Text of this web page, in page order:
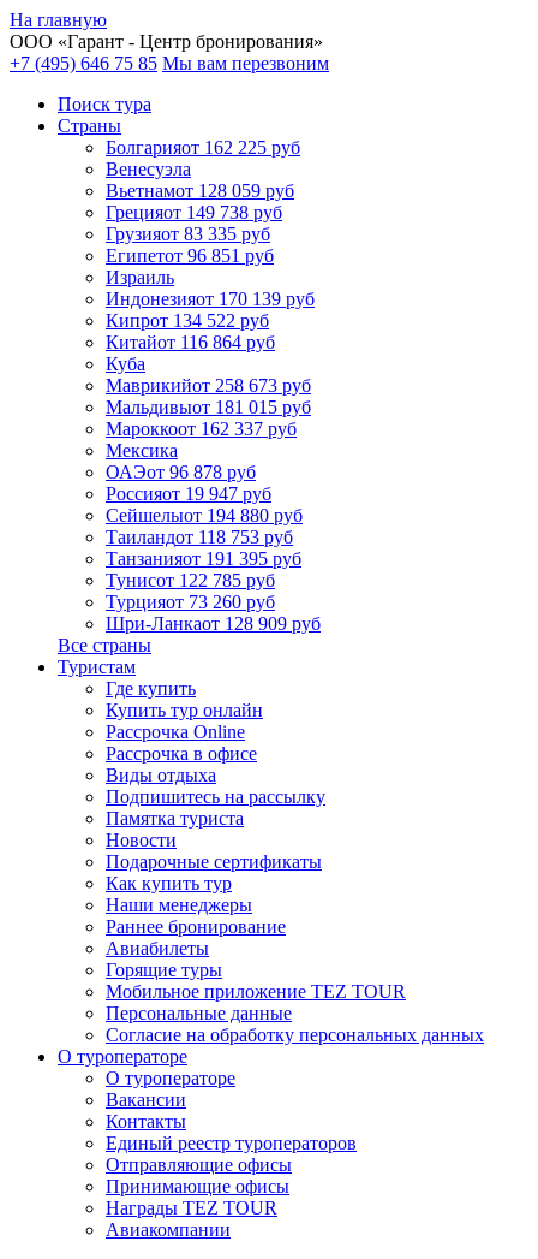
На главную
ООО «Гарант - Центр бронирования»
+7 (495) 646 75 85 Мы вам перезвоним
Поиск тура
Cтраны
Болгарияот 162 225 руб
Венесуэла
Вьетнамот 128 059 руб
Грецияот 149 738 руб
Грузияот 83 335 руб
Египетот 96 851 руб
Израиль
Индонезияот 170 139 руб
Кипрот 134 522 руб
Китайот 116 864 руб
Куба
Маврикийот 258 673 руб
Мальдивыот 181 015 руб
Мароккоот 162 337 руб
Мексика
ОАЭот 96 878 руб
Россияот 19 947 руб
Сейшелыот 194 880 руб
Таиландот 118 753 руб
Танзанияот 191 395 руб
Тунисот 122 785 руб
Турцияот 73 260 руб
Шри-Ланкаот 128 909 руб
Все страны
Туристам
Где купить
Купить тур онлайн
Рассрочка Online
Рассрочка в офисе
Виды отдыха
Подпишитесь на рассылку
Памятка туриста
Новости
Подарочные сертификаты
Как купить тур
Наши менеджеры
Раннее бронирование
Авиабилеты
Горящие туры
Мобильное приложение TEZ TOUR
Персональные данные
Согласие на обработку персональных данных
О туроператоре
О туроператоре
Вакансии
Контакты
Единый реестр туроператоров
Отправляющие офисы
Принимающие офисы
Награды TEZ TOUR
Авиакомпании